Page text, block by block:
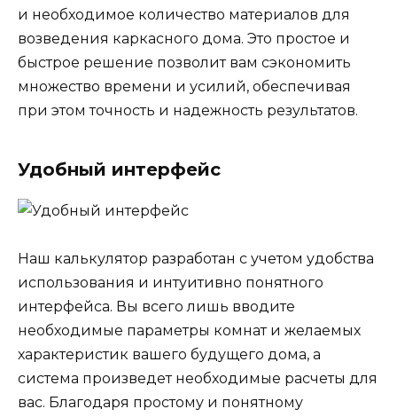
и необходимое количество материалов для
возведения каркасного дома. Это простое и
быстрое решение позволит вам сэкономить
множество времени и усилий, обеспечивая
при этом точность и надежность результатов.
Удобный интерфейс
Наш калькулятор разработан с учетом удобства
использования и интуитивно понятного
интерфейса. Вы всего лишь вводите
необходимые параметры комнат и желаемых
характеристик вашего будущего дома, а
система произведет необходимые расчеты для
вас. Благодаря простому и понятному